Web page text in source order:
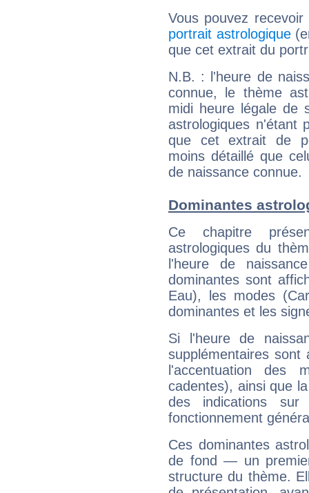
Vous pouvez
portrait astrologique
que cet extrait du
N.B. : l'heure de
connue, le thème
midi heure légale de
astrologiques n'étant
que cet extrait de
moins détaillé que
de naissance connue.
Dominantes
Ce chapitre
astrologiques du
l'heure de
dominantes sont
Eau), les modes
dominantes et les
Si l'heure de
supplémentaires sont
l'accentuation des
cadentes), ainsi que
des indications sur
fonctionnement
Ces dominantes
de fond — un
structure du thème.